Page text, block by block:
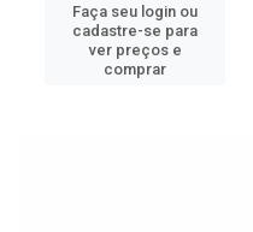
Faça seu login ou
cadastre-se para
ver preços e
comprar